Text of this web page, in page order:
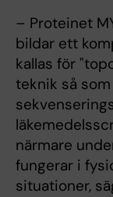
– Proteinet
bildar ett
kallas för
teknik så
närmare
fungerar i
situationer,